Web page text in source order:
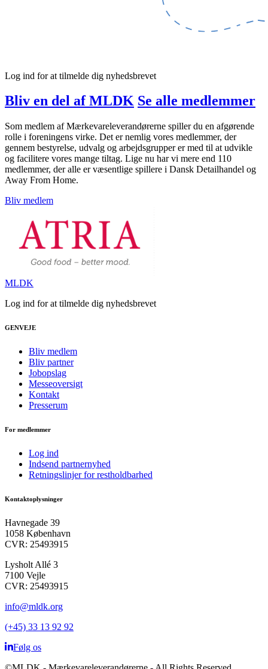
Log ind for at tilmelde dig nyhedsbrevet
Bliv en del af MLDK Se alle medlemmer
Som medlem af Mærkevareleverandørerne spiller du en afgørende
rolle i foreningens virke. Det er nemlig vores medlemmer, der
gennem bestyrelse, udvalg og arbejdsgrupper er med til at udvikle
og facilitere vores mange tiltag. Lige nu har vi mere end 110
medlemmer, der alle er væsentlige spillere i Dansk Detailhandel og
Away From Home.
Bliv medlem
MLDK
Log ind for at tilmelde dig nyhedsbrevet
GENVEJE
Bliv medlem
Bliv partner
Jobopslag
Messeoversigt
Kontakt
Presserum
For medlemmer
Log ind
Indsend partnernyhed
Retningslinjer for restholdbarhed
Kontaktoplysninger
Havnegade 39
1058 København
CVR: 25493915
Lysholt Allé 3
7100 Vejle
CVR: 25493915
info@mldk.org
(+45) 33 13 92 92
Følg os